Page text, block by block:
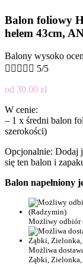
Balon foliowy
helem 43cm,
Balony wysoko
     5/5
od 30.00 zł
W cenie:
– 1 x średni balon
szerokości)
Opcjonalnie: Dodaj
się ten balon i
Balon napełniony
Możliwy odbiór
Możliwa
Ząbki, Zielonka,